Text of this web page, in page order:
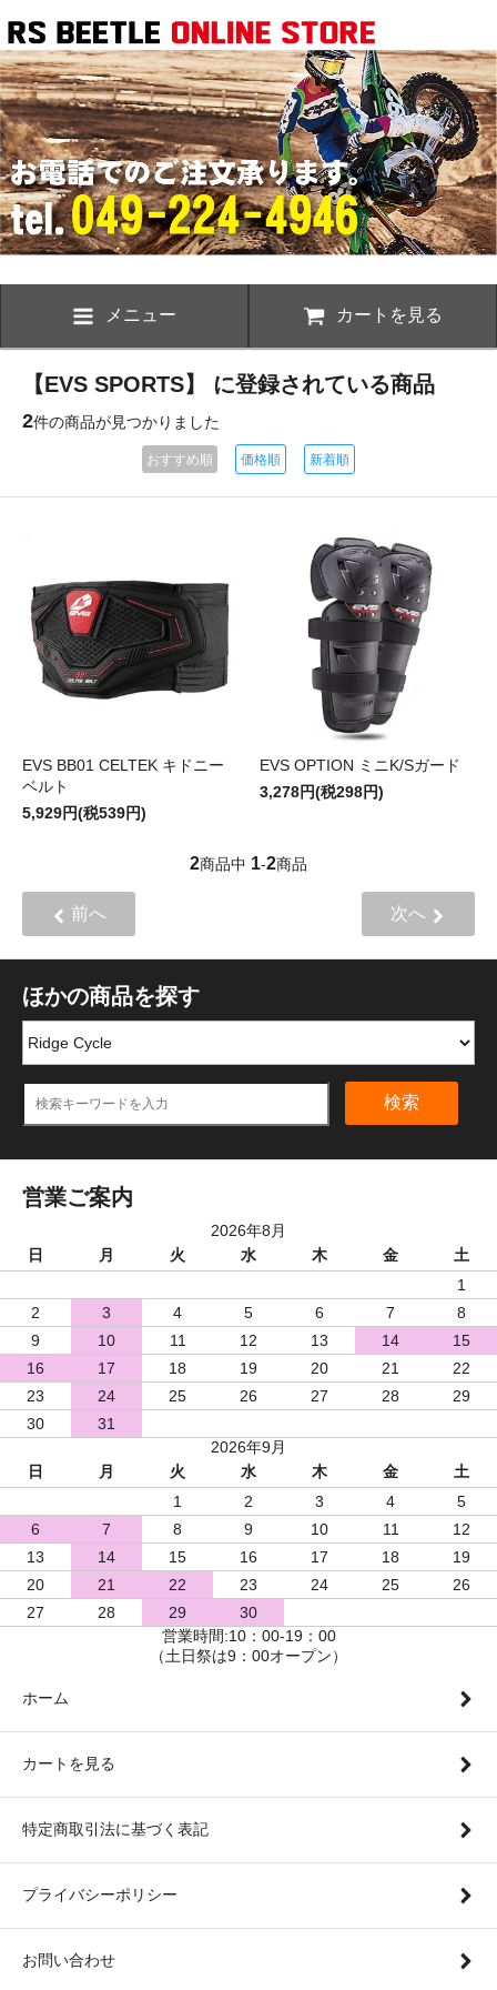
メニュー カートを見る
【EVS SPORTS】 に登録されている商品
2件の商品が見つかりました
おすすめ順 価格順 新着順
EVS BB01 CELTEK キドニー
ベルト
5,929円(税539円)
EVS OPTION ミニK/Sガード
3,278円(税298円)
2商品中 1-2商品
前へ 次へ
ほかの商品を探す
検索
営業ご案内
2026年8月
日
月 火 水 木 金
土
1
2
3 4 5 6 7
8
9
10 11 12 13 14
15
16
17 18 19 20 21
22
23
24 25 26 27 28
29
30
31
2026年9月
日
月 火 水 木 金
土
1
2 3 4
5
6
7 8 9 10 11
12
13
14 15 16 17 18
19
20
21 22 23 24 25
26
27
28 29
30
営業時間:10：00-19：00
（土日祭は9：00オープン）
ホーム
カートを見る
特定商取引法に基づく表記
プライバシーポリシー
お問い合わせ